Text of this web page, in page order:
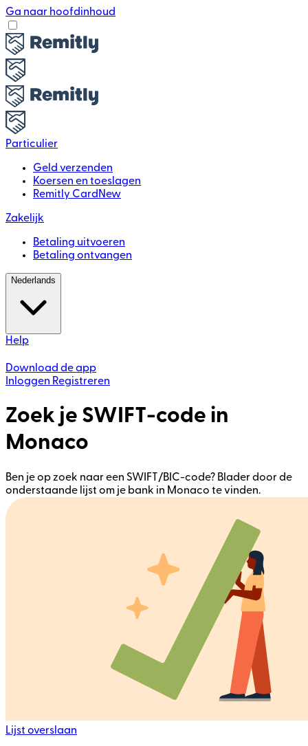
Ga naar hoofdinhoud
Particulier
Geld verzenden
Koersen en toeslagen
Remitly Card New
Zakelijk
Betaling uitvoeren
Betaling ontvangen
Nederlands
Help
Download de app
Inloggen Registreren
Zoek je SWIFT-code in
Monaco
Ben je op zoek naar een SWIFT/BIC-code? Blader door de
onderstaande lijst om je bank in Monaco te vinden.
Lijst overslaan